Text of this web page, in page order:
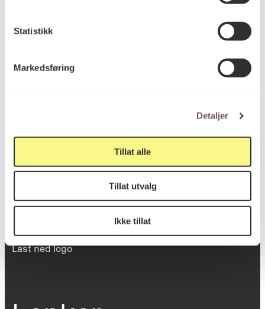
Statistikk
Markedsføring
Detaljer
Tillat alle
Tillat utvalg
Ikke tillat
inngang Løkkeveien,
Viktig info
Utbetaling og fakturering
Personvernerklæring
Dokumentasjonsskjema
Last ned logo